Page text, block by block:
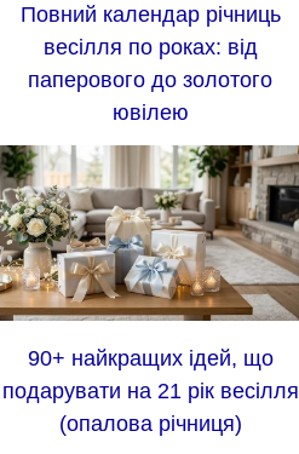
Повний календар річниць
весілля по роках: від
паперового до золотого
ювілею
90+ найкращих ідей, що
подарувати на 21 рік весілля
(опалова річниця)